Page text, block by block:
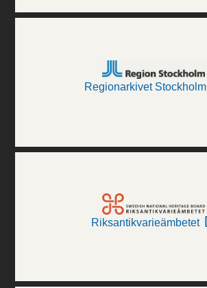
Regionarkivet Stockholm
Riksantikvarieämbetet